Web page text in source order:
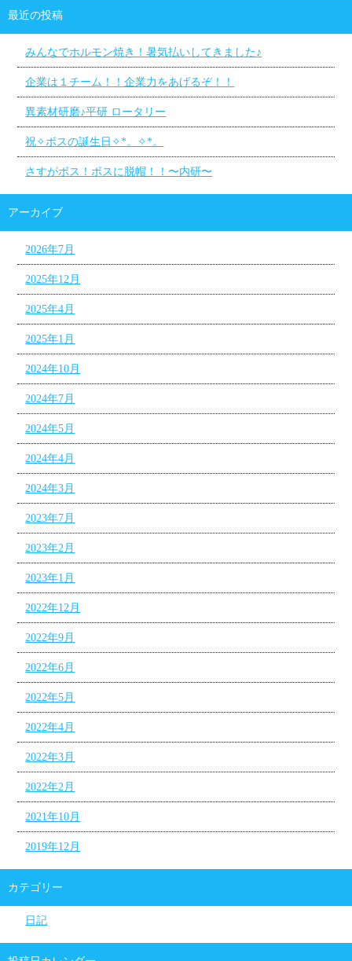
最近の投稿
みんなでホルモン焼き！暑気払いしてきました♪
企業は１チーム！！企業力をあげるぞ！！
異素材研磨♪平研 ロータリー
祝✧ボスの誕生日✧*。✧*。
さすがボス！ボスに脱帽！！〜内研〜
アーカイブ
2026年7月
2025年12月
2025年4月
2025年1月
2024年10月
2024年7月
2024年5月
2024年4月
2024年3月
2023年7月
2023年2月
2023年1月
2022年12月
2022年9月
2022年6月
2022年5月
2022年4月
2022年3月
2022年2月
2021年10月
2019年12月
カテゴリー
日記